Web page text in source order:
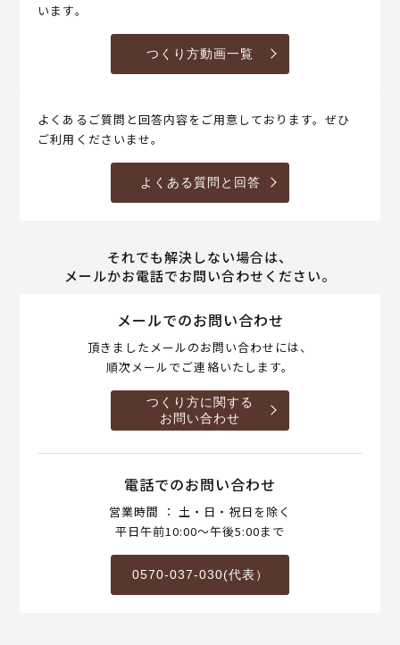
います。
つくり方動画一覧
よくあるご質問と回答内容をご用意しております。ぜひ
ご利用くださいませ。
よくある質問と回答
それでも解決しない場合は、
メールかお電話でお問い合わせください。
メールでのお問い合わせ
頂きましたメールのお問い合わせには、
順次メールでご連絡いたします。
つくり方に関する
お問い合わせ
電話でのお問い合わせ
営業時間 ： 土・日・祝日を除く
平日午前10:00～午後5:00まで
0570-037-030(代表）